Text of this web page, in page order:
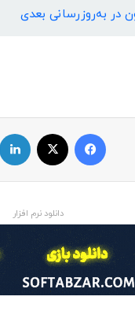
در به‌روزرسانی بعدی
ایکس
دانلود نرم افزار